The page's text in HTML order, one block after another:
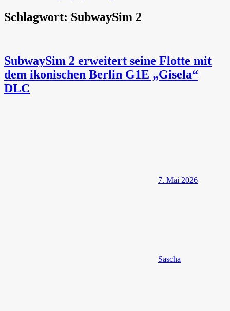
Schlagwort: SubwaySim 2
SubwaySim 2 erweitert seine Flotte mit
dem ikonischen Berlin G1E „Gisela“
DLC
7. Mai 2026
Sascha